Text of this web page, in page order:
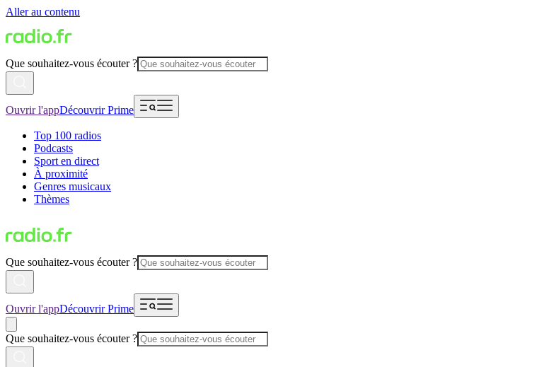
Aller au contenu
Que souhaitez-vous écouter ?
Ouvrir l'appDécouvrir Prime
Top 100 radios
Podcasts
Sport en direct
À proximité
Genres musicaux
Thèmes
Que souhaitez-vous écouter ?
Ouvrir l'appDécouvrir Prime
Que souhaitez-vous écouter ?